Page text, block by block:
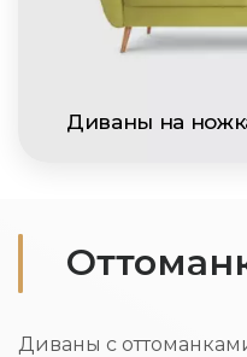
Диваны на
Диваны с